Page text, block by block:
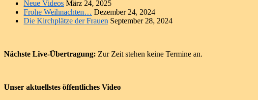
Neue Videos März 24, 2025
Frohe Weihnachten… Dezember 24, 2024
Die Kirchplätze der Frauen September 28, 2024
Nächste Live-Übertragung: Zur Zeit stehen keine Termine an.
Unser aktuellstes öffentliches Video